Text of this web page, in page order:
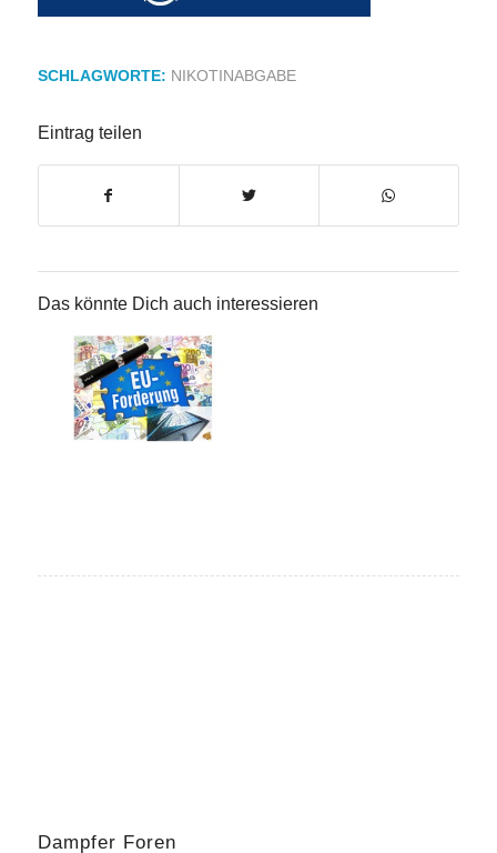
SCHLAGWORTE: NIKOTINABGABE
Eintrag teilen
Das könnte Dich auch interessieren
Dampfer Foren